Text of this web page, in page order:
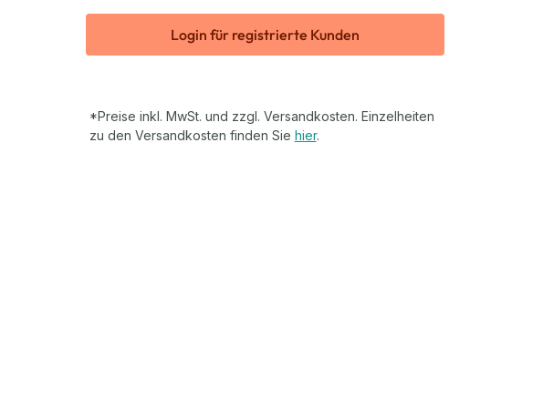
Login für registrierte Kunden
*Preise inkl. MwSt. und zzgl. Versandkosten. Einzelheiten
zu den Versandkosten finden Sie hier.